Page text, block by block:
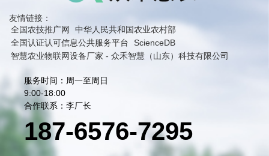
友情链接：
全国农技推广网
中华人民共和国农业农村部
全国认证认可信息公共服务平台
ScienceDB
智慧农业物联网设备厂家 - 众禾智慧（山东）科技有限公司
服务时间：周一至周日
9:00-18:00
合作联系：李厂长
187-6576-7295